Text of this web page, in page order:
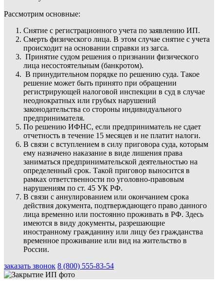
Рассмотрим основные:
Снятие с регистрационного учета по заявлению ИП.
Смерть физического лица. В этом случае снятие с учета
происходит на основании справки из загса.
Принятие судом решения о признании физического
лица несостоятельным (банкротом).
В принудительном порядке по решению суда. Такое
решение может быть принято при обращении
регистрирующей налоговой инспекции в суд в случае
неоднократных или грубых нарушений
законодательства со стороны индивидуального
предпринимателя.
По решению ИФНС, если предприниматель не сдает
отчетность в течение 15 месяцев и не платит налоги.
В связи с вступлением в силу приговора суда, которым
ему назначено наказание в виде лишения права
заниматься предпринимательской деятельностью на
определенный срок. Такой приговор выносится в
рамках ответственности по уголовно-правовым
нарушениям по ст. 45 УК РФ.
В связи с аннулированием или окончанием срока
действия документа, подтверждающего право данного
лица временно или постоянно проживать в РФ. Здесь
имеются в виду документы, разрешающие
иностранному гражданину или лицу без гражданства
временное проживание или вид на жительство в
России.
заказать звонок 8 (800) 555-83-54